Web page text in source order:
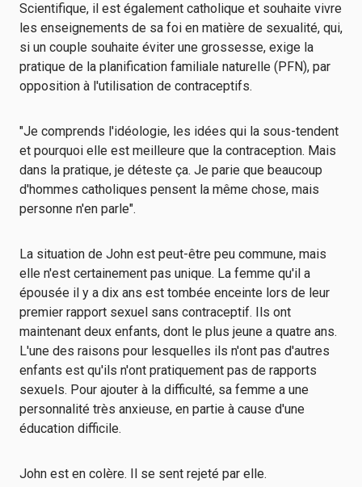
Scientifique, il est également catholique et souhaite vivre
les enseignements de sa foi en matière de sexualité, qui,
si un couple souhaite éviter une grossesse, exige la
pratique de la planification familiale naturelle (PFN), par
opposition à l'utilisation de contraceptifs.
"Je comprends l'idéologie, les idées qui la sous-tendent
et pourquoi elle est meilleure que la contraception. Mais
dans la pratique, je déteste ça. Je parie que beaucoup
d'hommes catholiques pensent la même chose, mais
personne n'en parle".
La situation de John est peut-être peu commune, mais
elle n'est certainement pas unique. La femme qu'il a
épousée il y a dix ans est tombée enceinte lors de leur
premier rapport sexuel sans contraceptif. Ils ont
maintenant deux enfants, dont le plus jeune a quatre ans.
L'une des raisons pour lesquelles ils n'ont pas d'autres
enfants est qu'ils n'ont pratiquement pas de rapports
sexuels. Pour ajouter à la difficulté, sa femme a une
personnalité très anxieuse, en partie à cause d'une
éducation difficile.
John est en colère. Il se sent rejeté par elle.